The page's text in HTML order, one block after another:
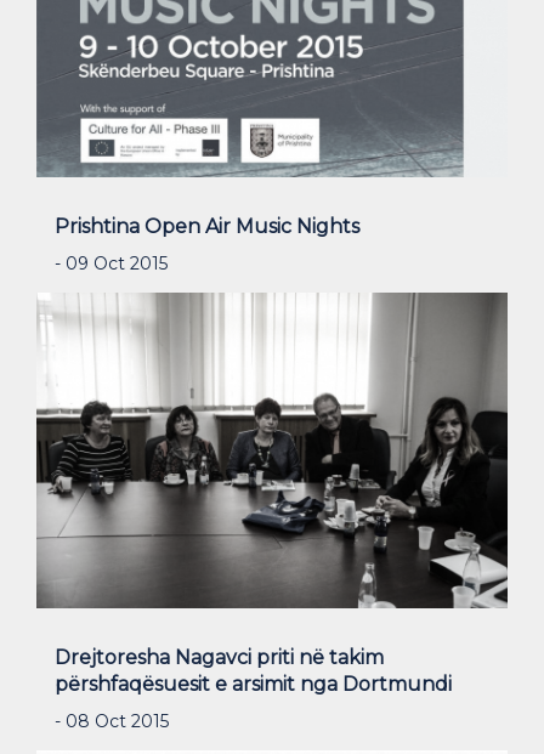
Prishtina Open Air Music Nights
- 09 Oct 2015
Drejtoresha Nagavci priti në takim
përshfaqësuesit e arsimit nga Dortmundi
- 08 Oct 2015